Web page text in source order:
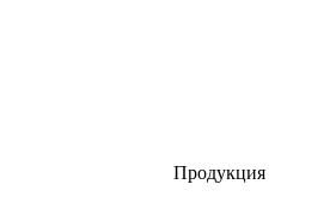
Продукция